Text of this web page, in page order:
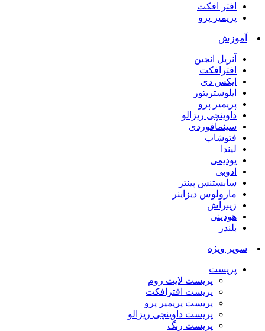
افتر افکت
پریمیر پرو
آموزش
آنریل انجین
افترافکت
ایکس دی
ایلوستریتور
پریمیر پرو
داوینچی ریزالو
سینمافوردی
فتوشاپ
لیندا
یودیمی
ادوبی
سابستنس پینتر
مارولوس دیزاینر
زیبراش
هودینی
بلندر
سوپر ویژه
پریست
پریست لایت روم
پریست افترافکت
پریست پریمیر پرو
پریست داوینچی ریزالو
پریست رنگ